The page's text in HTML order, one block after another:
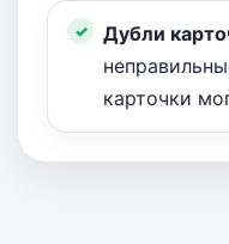
Дубли
карточки